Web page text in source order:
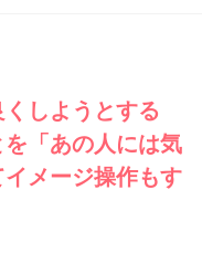
しようとする
「あの人には気
メージ操作もす